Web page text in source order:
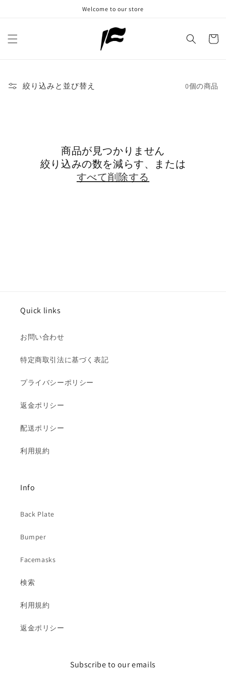
Welcome to our store
ー
絞り込みと並び替え 0個の商品
商品が見つかりません
絞り込みの数を減らす、または
すべて削除する
Quick links
お問い合わせ
特定商取引法に基づく表記
プライバシーポリシー
返金ポリシー
配送ポリシー
利用規約
Info
Back Plate
Bumper
Facemasks
検索
利用規約
返金ポリシー
Subscribe to our emails